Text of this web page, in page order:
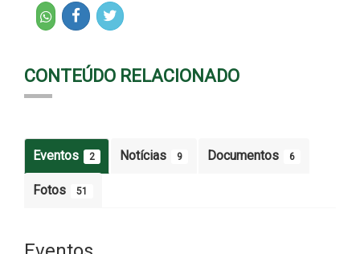
CONTEÚDO RELACIONADO
Eventos 2 Notícias 9 Documentos 6
Fotos 51